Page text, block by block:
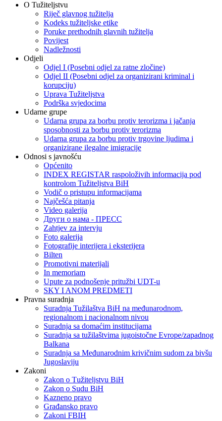
O Tužiteljstvu
Riječ glavnog tužitelja
Kodeks tužiteljske etike
Poruke prethodnih glavnih tužitelja
Povijest
Nadležnosti
Odjeli
Odjel I (Posebni odjel za ratne zločine)
Odjel II (Posebni odjel za organizirani kriminal i
korupciju)
Uprava Tužiteljstva
Podrška svjedocima
Udarne grupe
Udarna grupa za borbu protiv terorizma i jačanja
sposobnosti za borbu protiv terorizma
Udarna grupa za borbu protiv trgovine ljudima i
organizirane ilegalne imigracije
Odnosi s javnošću
Općenito
INDEX REGISTAR raspoloživih informacija pod
kontrolom Tužiteljstva BiH
Vodič o pristupu informacijama
Najčešća pitanja
Video galerija
Други о нама - ПРЕСC
Zahtjev za intervju
Foto galerija
Fotografije interijera i eksterijera
Bilten
Promotivni materijali
In memoriam
Upute za podnošenje pritužbi UDT-u
SKY I ANOM PREDMETI
Pravna suradnja
Suradnja Tužilaštva BiH na međunarodnom,
regionalnom i nacionalnom nivou
Suradnja sa domaćim institucijama
Suradnja sa tužilaštvima jugoistočne Evrope/zapadnog
Balkana
Suradnja sa Međunarodnim krivičnim sudom za bivšu
Jugoslaviju
Zakoni
Zakon o Тužiteljstvu BiH
Zakon o Sudu BiH
Kazneno pravo
Građansko pravo
Zakoni FBIH